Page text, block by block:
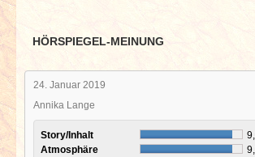
HÖRSPIEGEL-MEINUNG
24. Januar 2019
Annika Lange
Story/Inhalt
Atmosphäre